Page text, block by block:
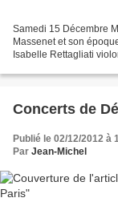
Samedi 15 Décembre
Massenet et son
Isabelle Rettagliati
Concerts de
Publié le 02/12/2012 à
Par Jean-Michel